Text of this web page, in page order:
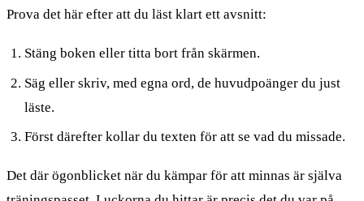
Prova det här efter att du läst klart ett avsnitt:
Stäng boken eller titta bort från skärmen.
Säg eller skriv, med egna ord, de huvudpoänger du just
läste.
Först därefter kollar du texten för att se vad du missade.
Det där ögonblicket när du kämpar för att minnas är själva